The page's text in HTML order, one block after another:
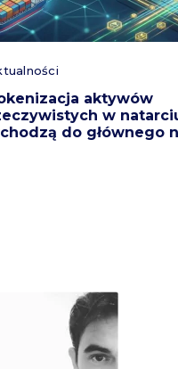
aktywów
w
do głównego